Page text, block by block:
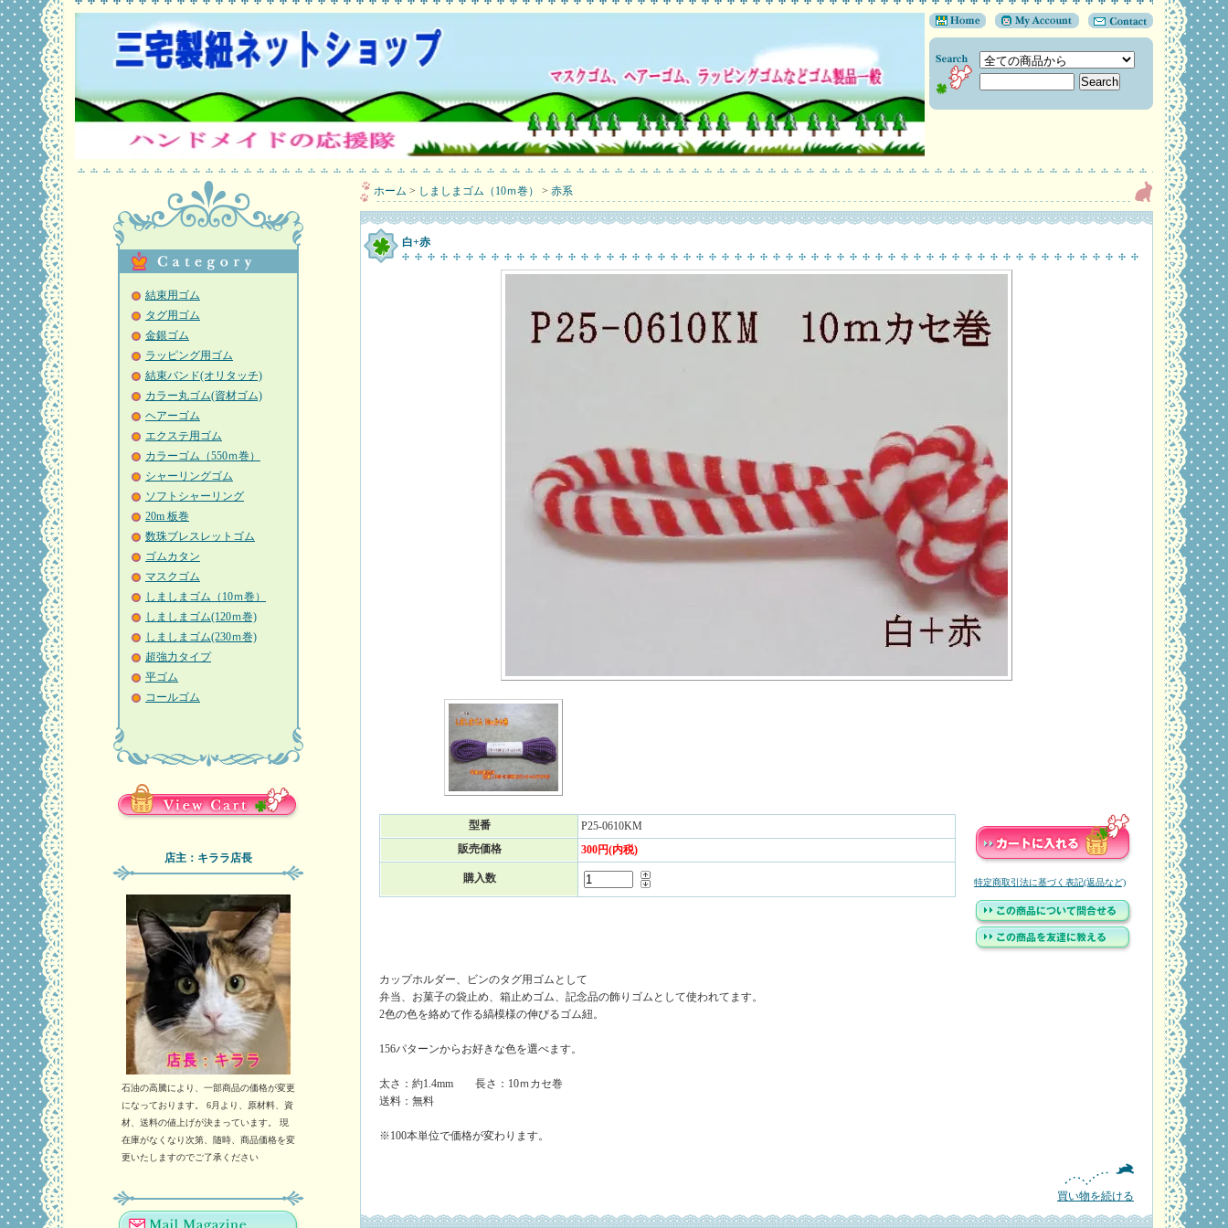
結束用ゴム
タグ用ゴム
金銀ゴム
ラッピング用ゴム
結束バンド(オリタッチ)
カラー丸ゴム(資材ゴム)
ヘアーゴム
エクステ用ゴム
カラーゴム（550ｍ巻）
シャーリングゴム
ソフトシャーリング
20m 板巻
数珠ブレスレットゴム
ゴムカタン
マスクゴム
しましまゴム（10ｍ巻）
しましまゴム(120ｍ巻)
しましまゴム(230ｍ巻)
超強力タイプ
平ゴム
コールゴム
店主：キララ店長
石油の高騰により、一部商品の価格が変更
になっております。 6月より、原材料、資
材、送料の値上げが決まっています。 現
在庫がなくなり次第、随時、商品価格を変
更いたしますのでご了承ください
ホーム > しましまゴム（10ｍ巻） > 赤系
白+赤
型番
P25-0610KM
販売価格
300円(内税)
購入数 特定商取引法に基づく表記(返品など)
カップホルダー、ビンのタグ用ゴムとして
弁当、お菓子の袋止め、箱止めゴム、記念品の飾りゴムとして使われてます。
2色の色を絡めて作る縞模様の伸びるゴム紐。
156パターンからお好きな色を選べます。
太さ：約1.4mm 長さ：10ｍカセ巻
送料：無料
※100本単位で価格が変わります。
買い物を続ける